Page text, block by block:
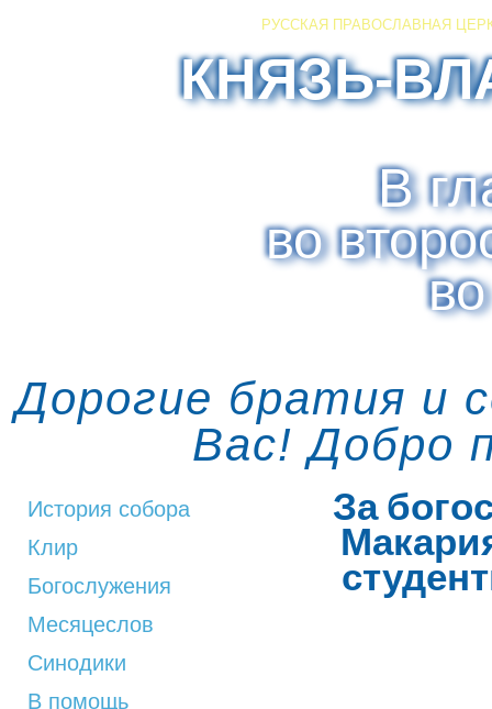
РУССКАЯ ПРАВОСЛАВНАЯ
КНЯЗЬ-
В
во
Дорогие братия и
Вас! Добро
История собора
Клир
Богослужения
Месяцеслов
Синодики
В помощь
За